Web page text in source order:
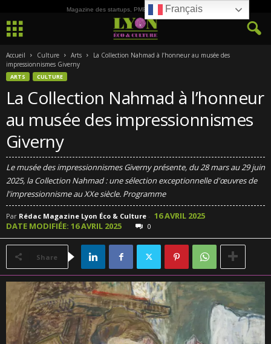
Magazine des startups, PME, ETI et de la Culture
Accueil Culture Arts
La Collection Nahmad à l’honneur au musée des
impressionnismes Giverny
ARTS CULTURE
La Collection Nahmad à l’honneur
au musée des impressionnismes
Giverny
Le musée des impressionnismes Giverny présente, du 28 mars au 29 juin
2025, la Collection Nahmad : une sélection exceptionnelle d'œuvres de
l'impressionnisme au XXe siècle. Programme
Par Rédac Magazine Lyon Éco & Culture - 16 AVRIL 2025
DATE MODIFIÉE: 16 AVRIL 2025
0
Share
Français